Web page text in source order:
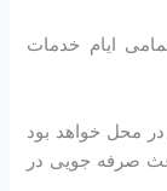
ایام خدمات
محل خواهد بود
صرفه جویی در